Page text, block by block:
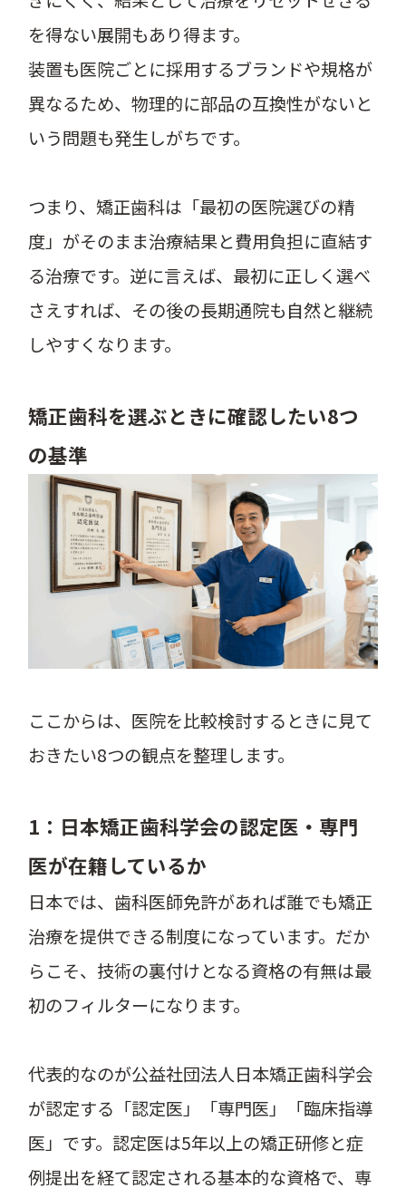
を得ない展開もあり得ます。
装置も医院ごとに採用するブランドや規格が
異なるため、物理的に部品の互換性がないと
いう問題も発生しがちです。
つまり、矯正歯科は「最初の医院選びの精
度」がそのまま治療結果と費用負担に直結す
る治療です。逆に言えば、最初に正しく選べ
さえすれば、その後の長期通院も自然と継続
しやすくなります。
矯正歯科を選ぶときに確認したい8つ
の基準
ここからは、医院を比較検討するときに見て
おきたい8つの観点を整理します。
1：日本矯正歯科学会の認定医・専門
医が在籍しているか
日本では、歯科医師免許があれば誰でも矯正
治療を提供できる制度になっています。だか
らこそ、技術の裏付けとなる資格の有無は最
初のフィルターになります。
代表的なのが公益社団法人日本矯正歯科学会
が認定する「認定医」「専門医」「臨床指導
医」です。認定医は5年以上の矯正研修と症
例提出を経て認定される基本的な資格で、専